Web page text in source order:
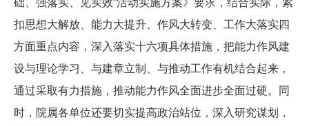
础、强落实、见实效”活动实施方案》要求，结合实际，紧
扣思想大解放、能力大提升、作风大转变、工作大落实四
方面重点内容，深入落实十六项具体措施，把能力作风建
设与理论学习、与建章立制、与推动工作有机结合起来，
通过采取有力措施，推动能力作风全面进步全面过硬。同
时，院属各单位还要切实提高政治站位，深入研究谋划，